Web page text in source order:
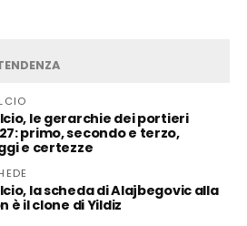
le gerarchie dei portieri
primo, secondo e terzo,
e certezze
la scheda di Alajbegovic alla
è il clone di Yildiz